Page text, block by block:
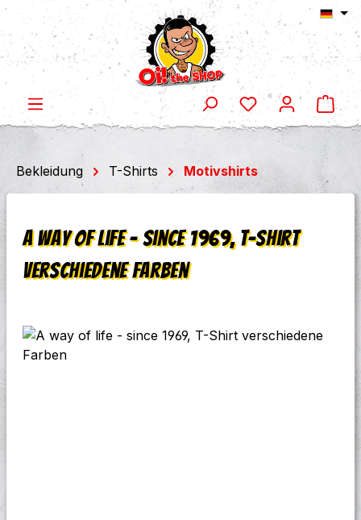
Zum Hauptinhalt springen
Bekleidung T-Shirts Motivshirts
A way of life - since 1969, T-Shirt
verschiedene Farben
Bildergalerie überspringen